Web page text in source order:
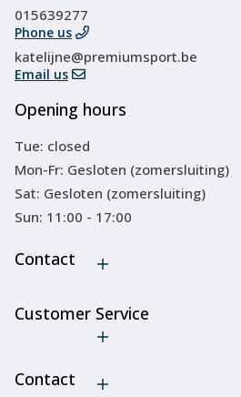
015639277
Phone us
katelijne@premiumsport.be
Email us
Opening hours
Tue: closed
Mon-Fr: Gesloten (zomersluiting)
Sat: Gesloten (zomersluiting)
Sun: 11:00 - 17:00
Contact
Cancel order
Customer Service
Contact